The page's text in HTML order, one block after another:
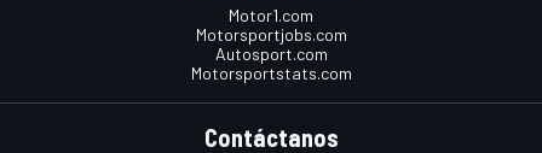
Motor1.com
Motorsportjobs.com
Autosport.com
Motorsportstats.com
Contáctanos